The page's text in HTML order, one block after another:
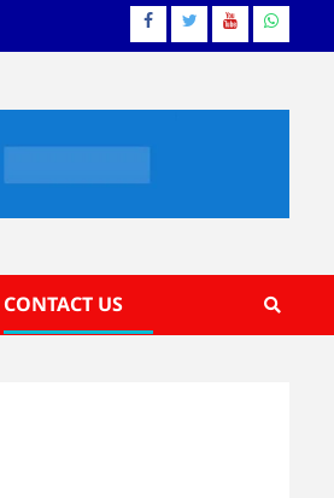
Facebook
TwitterYouTube
CONTACT US